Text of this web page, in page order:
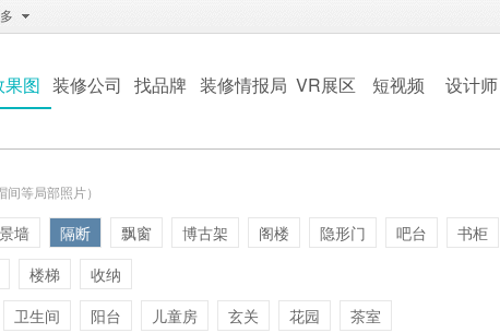
果图 装修公司 找品牌 装修情报局 VR展区 短视频 设计师
间等局部照片）
墙 隔断 飘窗 博古架 阁楼 隐形门 吧台 书柜
楼梯 收纳
卫生间 阳台 儿童房 玄关 花园 茶室